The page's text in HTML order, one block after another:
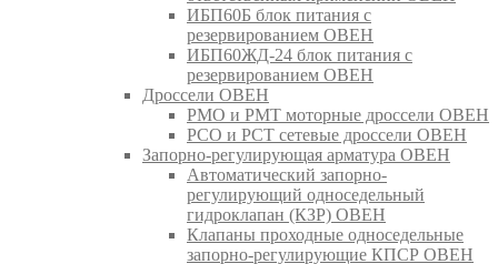
ИБП60Б блок питания с
резервированием ОВЕН
ИБП60ЖД-24 блок питания с
резервированием ОВЕН
Дроссели ОВЕН
РМО и РМТ моторные дроссели ОВЕН
РСО и РСТ сетевые дроссели ОВЕН
Запорно-регулирующая арматура ОВЕН
Автоматический запорно-
регулирующий односедельный
гидроклапан (КЗР) ОВЕН
Клапаны проходные односедельные
запорно-регулирующие КПСР ОВЕН